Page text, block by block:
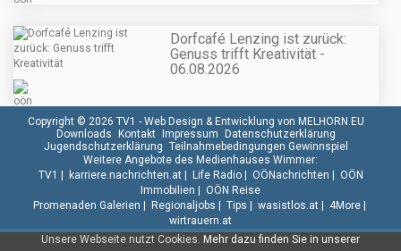
Dorfcafé Lenzing ist zurück:
Genuss trifft Kreativität -
06.08.2026
Unsere Webseite nutzt Cookies. Mehr dazu finden Sie in unserer
Copyright © 2026 TV1 - Web Design & Entwicklung von MELHORN.EU
Downloads
Kontakt Impressum
Datenschutzerklärung
Jugendschutzerklärung Teilnahmebedingungen Gewinnspiel
Weitere Angebote des Medienhauses Wimmer:
TV1
karriere.nachrichten.at| Life Radio| OÖNachrichten
OÖN
Immobilien
OÖN Reise
Promenaden Galerien
Regionaljobs Tips wasistlos.at| 4More|
wirtrauern.at